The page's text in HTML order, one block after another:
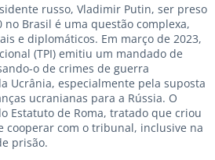
russo, Vladimir Putin, ser preso
Brasil é uma questão complexa,
e diplomáticos. Em março de 2023,
(TPI) emitiu um mandado de
o de crimes de guerra
Ucrânia, especialmente pela suposta
ucranianas para a Rússia. O
Estatuto de Roma, tratado que criou
cooperar com o tribunal, inclusive na
prisão.